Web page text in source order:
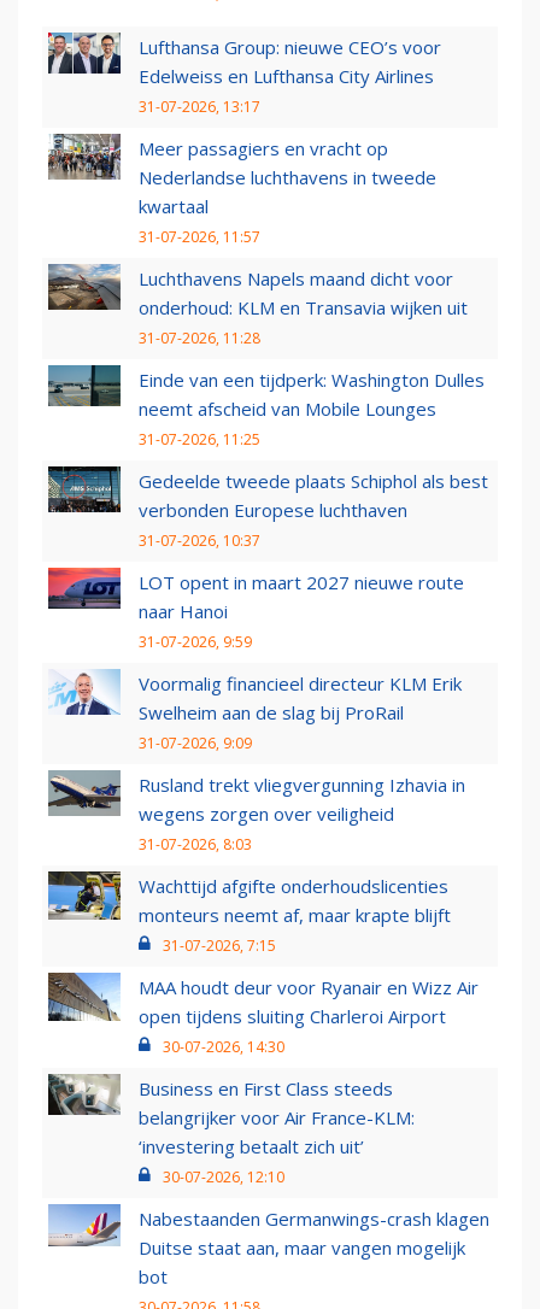
Lufthansa Group: nieuwe CEO’s voor
Edelweiss en Lufthansa City Airlines
31-07-2026, 13:17
Meer passagiers en vracht op
Nederlandse luchthavens in tweede
kwartaal
31-07-2026, 11:57
Luchthavens Napels maand dicht voor
onderhoud: KLM en Transavia wijken uit
31-07-2026, 11:28
Einde van een tijdperk: Washington Dulles
neemt afscheid van Mobile Lounges
31-07-2026, 11:25
Gedeelde tweede plaats Schiphol als best
verbonden Europese luchthaven
31-07-2026, 10:37
LOT opent in maart 2027 nieuwe route
naar Hanoi
31-07-2026, 9:59
Voormalig financieel directeur KLM Erik
Swelheim aan de slag bij ProRail
31-07-2026, 9:09
Rusland trekt vliegvergunning Izhavia in
wegens zorgen over veiligheid
31-07-2026, 8:03
Wachttijd afgifte onderhoudslicenties
monteurs neemt af, maar krapte blijft
31-07-2026, 7:15
MAA houdt deur voor Ryanair en Wizz Air
open tijdens sluiting Charleroi Airport
30-07-2026, 14:30
Business en First Class steeds
belangrijker voor Air France-KLM:
‘investering betaalt zich uit’
30-07-2026, 12:10
Nabestaanden Germanwings-crash klagen
Duitse staat aan, maar vangen mogelijk
bot